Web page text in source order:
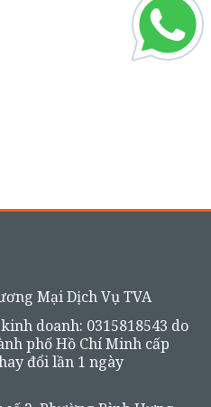
Mại Dịch Vụ TVA
doanh: 0315818543 do
phố Hồ Chí Minh cấp
đổi lần 1 ngày